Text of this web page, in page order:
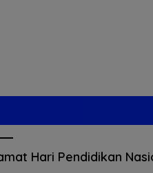
Hari Pendidikan